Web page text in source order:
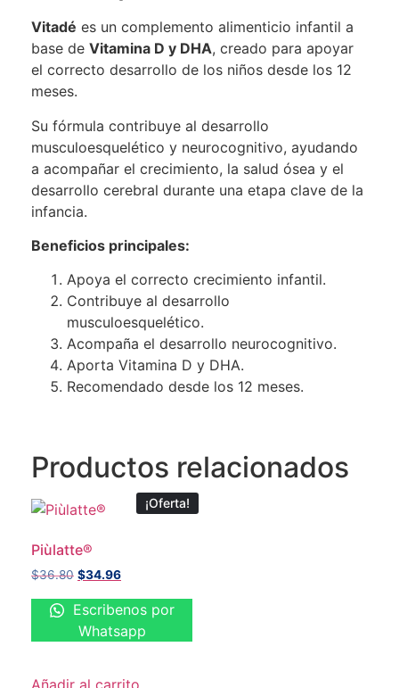
Vitadé es un complemento alimenticio infantil a
base de Vitamina D y DHA, creado para apoyar
el correcto desarrollo de los niños desde los 12
meses.
Su fórmula contribuye al desarrollo
musculoesquelético y neurocognitivo, ayudando
a acompañar el crecimiento, la salud ósea y el
desarrollo cerebral durante una etapa clave de la
infancia.
Beneficios principales:
Apoya el correcto crecimiento infantil.
Contribuye al desarrollo
musculoesquelético.
Acompaña el desarrollo neurocognitivo.
Aporta Vitamina D y DHA.
Recomendado desde los 12 meses.
Productos relacionados
¡Oferta!
Piùlatte®
$36.80 $34.96
Escribenos por
Whatsapp